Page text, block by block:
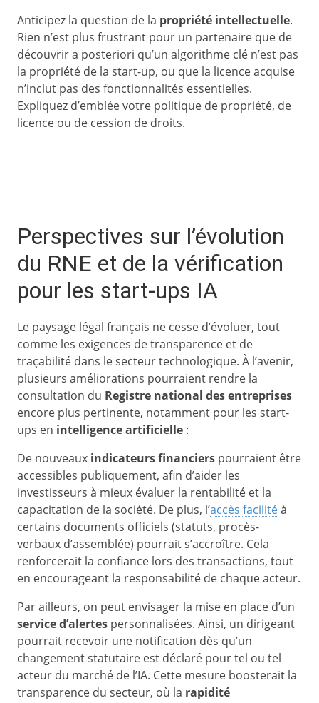
Anticipez la question de la propriété intellectuelle.
Rien n’est plus frustrant pour un partenaire que de
découvrir a posteriori qu’un algorithme clé n’est pas
la propriété de la start-up, ou que la licence acquise
n’inclut pas des fonctionnalités essentielles.
Expliquez d’emblée votre politique de propriété, de
licence ou de cession de droits.
Perspectives sur l’évolution
du RNE et de la vérification
pour les start-ups IA
Le paysage légal français ne cesse d’évoluer, tout
comme les exigences de transparence et de
traçabilité dans le secteur technologique. À l’avenir,
plusieurs améliorations pourraient rendre la
consultation du Registre national des entreprises
encore plus pertinente, notamment pour les start-
ups en intelligence artificielle :
De nouveaux indicateurs financiers pourraient être
accessibles publiquement, afin d’aider les
investisseurs à mieux évaluer la rentabilité et la
capacitation de la société. De plus, l’accès facilitéà
certains documents officiels (statuts, procès-
verbaux d’assemblée) pourrait s’accroître. Cela
renforcerait la confiance lors des transactions, tout
en encourageant la responsabilité de chaque acteur.
Par ailleurs, on peut envisager la mise en place d’un
service d’alertes personnalisées. Ainsi, un dirigeant
pourrait recevoir une notification dès qu’un
changement statutaire est déclaré pour tel ou tel
acteur du marché de l’IA. Cette mesure boosterait la
transparence du secteur, où la rapidité